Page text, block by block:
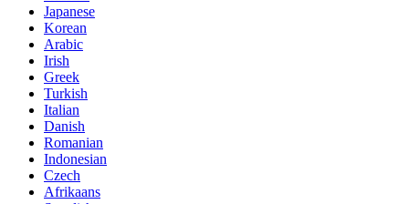
Japanese
Korean
Arabic
Irish
Greek
Turkish
Italian
Danish
Romanian
Indonesian
Czech
Afrikaans